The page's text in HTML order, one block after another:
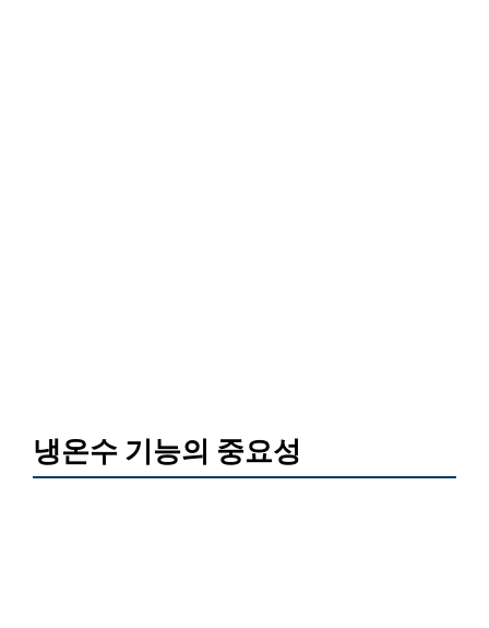
냉온수 기능의 중요성